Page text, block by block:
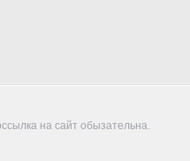
на сайт обызательна.